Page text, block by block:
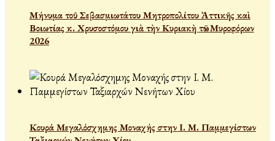
Μήνυμα τοῦ Σεβασμιωτάτου Μητροπολίτου Ἀττικῆς καὶ
Βοιωτίας κ. Χρυσοστόμου γιὰ τὴν Κυριακὴ τῶν Μυροφόρων
2026
Κουρά Μεγαλόσχημης Μοναχής στην Ι. Μ. Παμμεγίστων